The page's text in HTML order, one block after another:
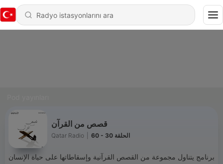
قصص من القرآن
Qatar Radio 60 - الحلقة 30
برنامج يتناول مجموعة من القصص القرآنية وإسقاطاتها على حياة الإنسان